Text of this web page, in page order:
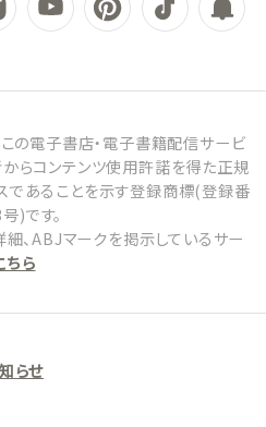
の電子書店・電子書籍配信サービ
からコンテンツ使用許諾を得た正規
であることを示す登録商標(登録番
)です。
、ABJマークを掲示しているサー
ちら
らせ